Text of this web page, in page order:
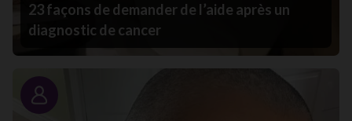
23 façons de demander de l’aide après un
diagnostic de cancer
Portrait